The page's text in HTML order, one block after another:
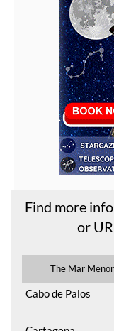
Find more
or
The Mar Menor
Cabo de Palos